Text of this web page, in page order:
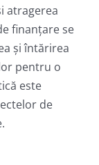
atragerea
finanţare se
şi întărirea
pentru o
este
de